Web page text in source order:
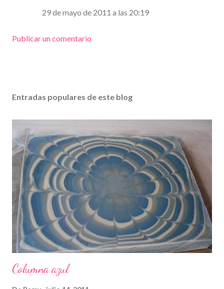
29 de mayo de 2011 a las 20:19
Publicar un comentario
Entradas populares de este blog
Columna azul